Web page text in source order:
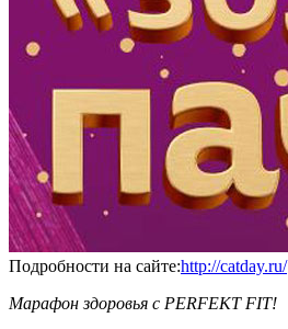
Подробности на сайте:http://catday.ru/
Марафон здоровья с PERFEKT FIT!